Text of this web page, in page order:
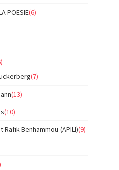
POESIE(6)
(7)
(13)
(10)
Rafik Benhammou (APILI)(9)